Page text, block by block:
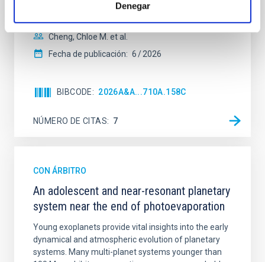
Denegar
spectroscopy is needed to break the age-metallicity
Cheng, Chloe M. et al.
Fecha de publicación: 6 2026
BIBCODE 2026A&A...710A.158C
NÚMERO DE CITAS 7
CON ÁRBITRO
An adolescent and near-resonant planetary
system near the end of photoevaporation
Young exoplanets provide vital insights into the early
dynamical and atmospheric evolution of planetary
systems. Many multi-planet systems younger than